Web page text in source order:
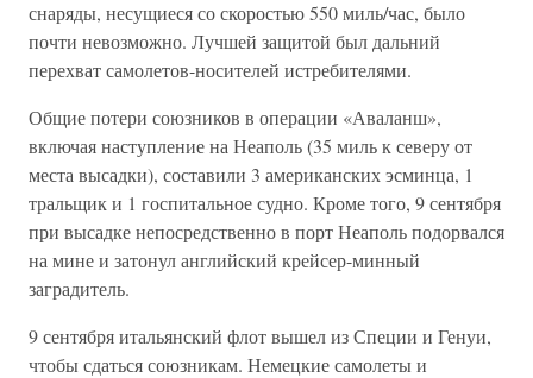
снаряды, несущиеся со скоростью 550 миль/час, было
почти невозможно. Лучшей защитой был дальний
перехват самолетов-носителей истребителями.
Общие потери союзников в операции «Аваланш»,
включая наступление на Неаполь (35 миль к северу от
места высадки), составили 3 американских эсминца, 1
тральщик и 1 госпитальное судно. Кроме того, 9 сентября
при высадке непосредственно в порт Неаполь подорвался
на мине и затонул английский крейсер-минный
заградитель.
9 сентября итальянский флот вышел из Специи и Генуи,
чтобы сдаться союзникам. Немецкие самолеты и